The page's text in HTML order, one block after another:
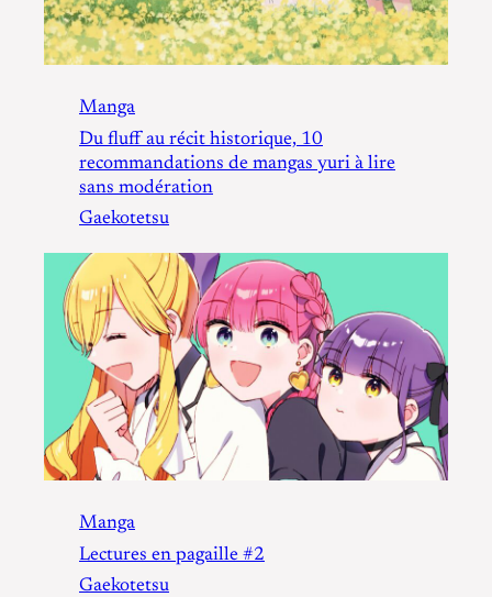
Manga
Du fluff au récit historique, 10
recommandations de mangas yuri à lire
sans modération
Gaekotetsu
Manga
Lectures en pagaille #2
Gaekotetsu